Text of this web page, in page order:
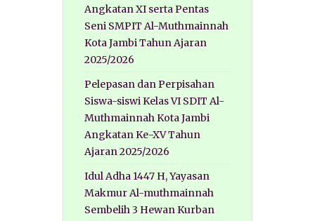
Angkatan XI serta Pentas
Seni SMPIT Al-Muthmainnah
Kota Jambi Tahun Ajaran
2025/2026
Pelepasan dan Perpisahan
Siswa-siswi Kelas VI SDIT Al-
Muthmainnah Kota Jambi
Angkatan Ke-XV Tahun
Ajaran 2025/2026
Idul Adha 1447 H, Yayasan
Makmur Al-muthmainnah
Sembelih 3 Hewan Kurban